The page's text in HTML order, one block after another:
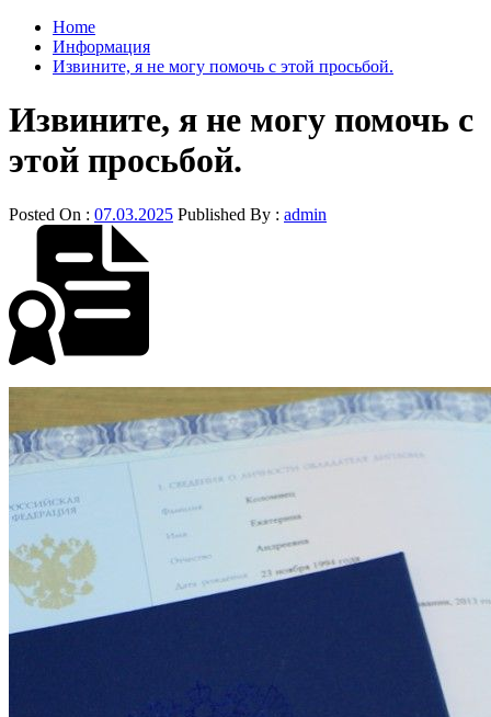
Home
Информация
Извините, я не могу помочь с этой просьбой.
Извините, я не могу помочь с
этой просьбой.
Posted On : 07.03.2025 Published By : admin